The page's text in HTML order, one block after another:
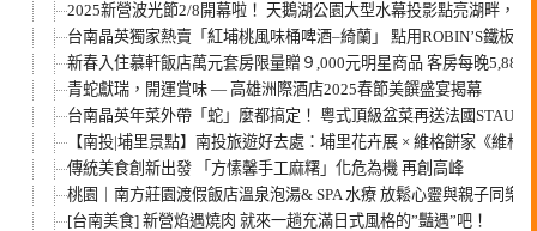
2025新營波光節2/8開幕啦！ 天鵝湖公園大型水幕投影點亮湖畔，漫
台南晶英獨家熱賣「紅埔桃風味桶啤酒–綺蘭」 點用ROBIN’S鐵板
新春入住慕軒飯店萬元套房限量贈９,000元明星商品 客房每晚5,888
青蛇獻瑞，開運賞味 — 高雄洲際酒店2025春節美饌盛宴揭幕
台南晶英年菜外帶「蛇」麼都搞定！ 粵式頂級盆菜再送法國STAUB
【南投|埔里景點】南投旅遊好去處：埔里花卉展 × 維格餅家《維格
傳統美食創新出發 「方愫馨手工麻糬」化危為機 再創高峰
桃園｜南方莊園渡假飯店溫泉泡湯& SPA 水療 放鬆心靈與親子同樂
[台南美食] 新營焰遇燒肉 就來一趟充滿日式風格的”豔遇”吧！